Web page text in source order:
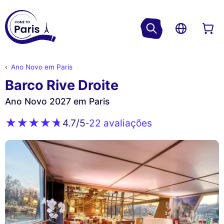
Ano Novo em Paris
Barco Rive Droite
Ano Novo 2027 em Paris
4.7/5-22 avaliações